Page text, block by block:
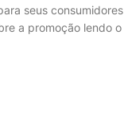
seus
a promoção lendo